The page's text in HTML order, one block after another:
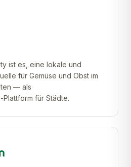
ist es, eine lokale und
für Gemüse und Obst im
— als
für Städte.